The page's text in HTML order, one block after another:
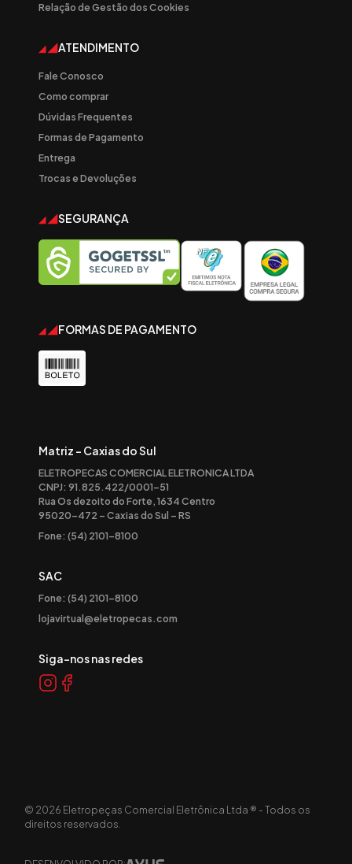
Relação de Gestão dos Cookies
ATENDIMENTO
Fale Conosco
Como comprar
Dúvidas Frequentes
Formas de Pagamento
Entrega
Trocas e Devoluções
SEGURANÇA
FORMAS DE PAGAMENTO
Matriz - Caxias do Sul
ELETROPECAS COMERCIAL ELETRONICA LTDA
CNPJ: 91.825.422/0001-51
Rua Os dezoito do Forte, 1634 Centro
95020-472 – Caxias do Sul – RS
Fone: (54) 2101-8100
SAC
Fone: (54) 2101-8100
lojavirtual@eletropecas.com
Siga-nos nas redes
© 2026 Eletropeças Comercial Eletrônica Ltda ® - Todos os
direitos reservados.